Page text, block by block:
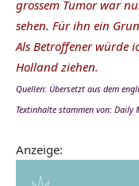
grossem Tumor war
sehen. Für ihn ein
Als Betroffener würde
Holland ziehen.
Quellen: Übersetzt aus dem
Textinhalte stammen von: Daily
Anzeige: